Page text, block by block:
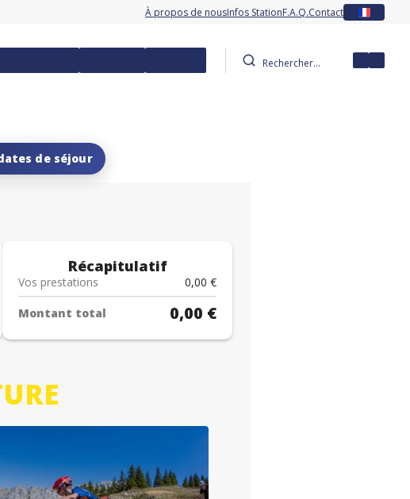
À propos de nousInfos StationF.A.Q.Contact
Mon
de séjour
Récapitulatif
Vos prestations 0,00 €
Montant total 0,00 €